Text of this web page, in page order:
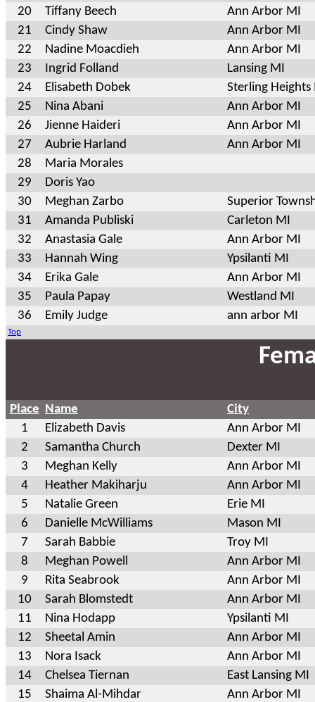
20
Tiffany Beech
Ann Arbor MI
21
Cindy Shaw
Ann Arbor MI
22
Nadine Moacdieh
Ann Arbor MI
23
Ingrid Folland
Lansing MI
24
Elisabeth Dobek
Sterling Heights
25
Nina Abani
Ann Arbor MI
26
Jienne Haideri
Ann Arbor MI
27
Aubrie Harland
Ann Arbor MI
28
Maria Morales
29
Doris Yao
30
Meghan Zarbo
Superior
31
Amanda Publiski
Carleton MI
32
Anastasia Gale
Ann Arbor MI
33
Hannah Wing
Ypsilanti MI
34
Erika Gale
Ann Arbor MI
35
Paula Papay
Westland MI
36
Emily Judge ann arbor MI
Top
Place Name
City
1
Elizabeth Davis
Ann Arbor MI
2
Samantha Church
Dexter MI
3
Meghan Kelly
Ann Arbor MI
4
Heather Makiharju
Ann Arbor MI
5
Natalie Green
Erie MI
6
Danielle McWilliams
Mason MI
7
Sarah Babbie
Troy MI
8
Meghan Powell
Ann Arbor MI
9
Rita Seabrook
Ann Arbor MI
10
Sarah Blomstedt
Ann Arbor MI
11
Nina Hodapp
Ypsilanti MI
12
Sheetal Amin
Ann Arbor MI
13
Nora Isack
Ann Arbor MI
14
Chelsea Tiernan
East Lansing MI
15
Shaima Al-Mihdar
Ann Arbor MI